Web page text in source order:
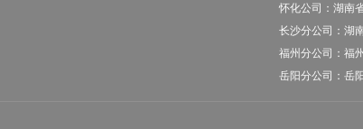
怀化公司：湖南
长沙分公司：湖
福州分公司：福
岳阳分公司：岳